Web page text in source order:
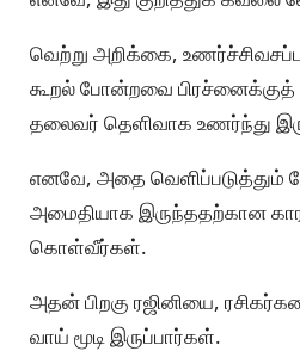
வெற்று அறிக்கை,
கூறல் போன்றவை
தலைவர் தெளிவாக உணர்ந்து
எனவே, அதை
அமைதியாக இருந்ததற்கான
கொள்வீர்கள்.
அதன் பிறகு ரஜினியை,
வாய் மூடி இருப்பார்கள்.